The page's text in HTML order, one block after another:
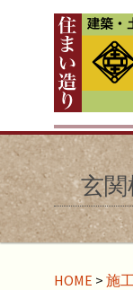
玄
HOME > 施